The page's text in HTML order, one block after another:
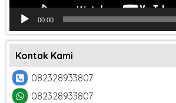
00:00
Kontak Kami
082328933807
082328933807